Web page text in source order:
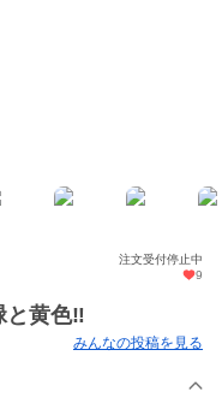
注文受付停止中
9
と黄色‼️
みんなの投稿を見る